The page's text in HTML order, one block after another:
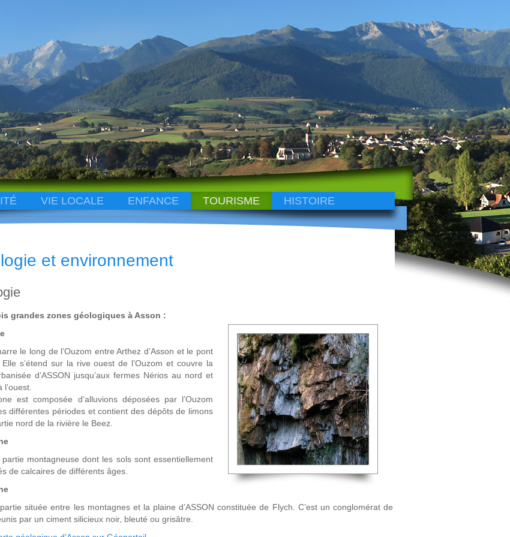
VIE LOCALE ENFANCE TOURISME HISTOIRE
et environnement
grandes zones géologiques à Asson :
le long de l’Ouzom entre Arthez d’Asson et le pont
Elle s’étend sur la rive ouest de l’Ouzom et couvre la
d’ASSON jusqu’aux fermes Nérios au nord et
est composée d’alluvions déposées par l’Ouzom
différentes périodes et contient des dépôts de limons
nord de la rivière le Beez.
partie montagneuse dont les sols sont essentiellement
de calcaires de différents âges.
située entre les montagnes et la plaine d’ASSON constituée de Flych. C’est un conglomérat de
par un ciment silicieux noir, bleuté ou grisâtre.